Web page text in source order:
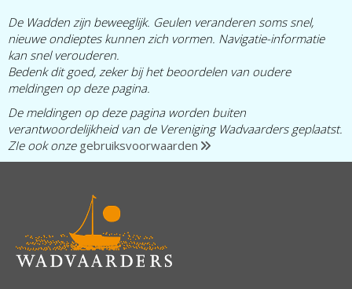
De Wadden zijn beweeglijk. Geulen veranderen soms snel,
nieuwe ondieptes kunnen zich vormen. Navigatie-informatie
kan snel verouderen.
Bedenk dit goed, zeker bij het beoordelen van oudere
meldingen op deze pagina.
De meldingen op deze pagina worden buiten
verantwoordelijkheid van de Vereniging Wadvaarders geplaatst.
ZIe ook onze gebruiksvoorwaarden